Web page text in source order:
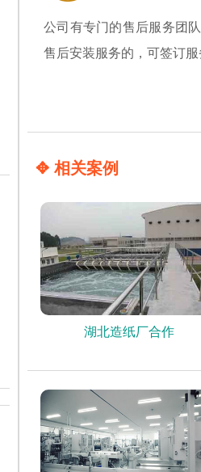
公司有专门的售后服务团
售后安装服务的，可签订服
✥ 相关案例
湖北造纸厂合作